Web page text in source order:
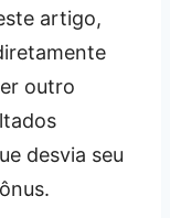
artigo,
outro
desvia seu